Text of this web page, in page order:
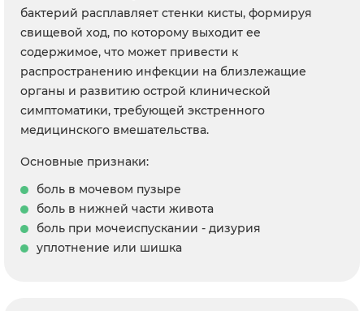
бактерий расплавляет стенки кисты, формируя
свищевой ход, по которому выходит ее
содержимое, что может привести к
распространению инфекции на близлежащие
органы и развитию острой клинической
симптоматики, требующей экстренного
медицинского вмешательства.
Основные признаки:
боль в мочевом пузыре
боль в нижней части живота
боль при мочеиспускании - дизурия
уплотнение или шишка